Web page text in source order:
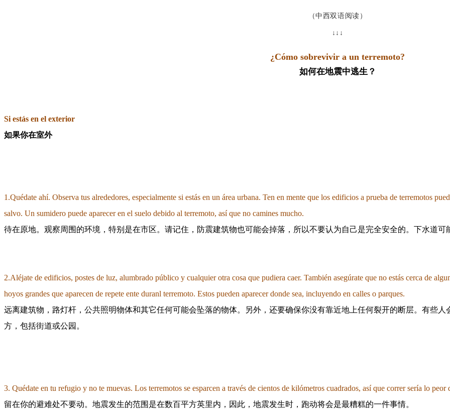
（中西双语阅读）
↓↓↓
¿Cómo sobrevivir a un terremoto?
如何在地震中逃生？
Si estás en el exterior
如果你在室外
1.Quédate ahí. Observa tus alrededores, especialmente si estás en un área urbana. Ten en mente que los edificios a prueba de terremotos
salvo. Un sumidero puede aparecer en el suelo debido al terremoto, así que no camines mucho.
待在原地。观察周围的环境，特别是在市区。请记住，防震建筑物也可能会掉落，所以不要认为自己是完全安全的。下水道可
2.Aléjate de edificios, postes de luz, alumbrado público y cualquier otra cosa que pudiera caer. También asegúrate que no estás cerca de
hoyos grandes que aparecen de repete ente duranl terremoto. Estos pueden aparecer donde sea, incluyendo en calles o parques.
远离建筑物，路灯杆，公共照明物体和其它任何可能会坠落的物体。另外，还要确保你没有靠近地上任何裂开的断层。有些
方，包括街道或公园。
3. Quédate en tu refugio y no te muevas. Los terremotos se esparcen a través de cientos de kilómetros cuadrados, así que correr sería lo peor
留在你的避难处不要动。地震发生的范围是在数百平方英里内，因此，地震发生时，跑动将会是最糟糕的一件事情。